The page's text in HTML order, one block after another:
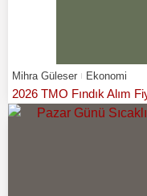
Mihra Güleser Ekonomi
2026 TMO Fındık Alım